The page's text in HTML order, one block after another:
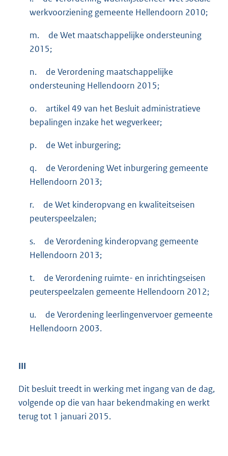
werkvoorziening gemeente Hellendoorn 2010;
m.
de Wet maatschappelijke ondersteuning
2015;
n.
de Verordening maatschappelijke
ondersteuning Hellendoorn 2015;
o.
artikel 49 van het Besluit administratieve
bepalingen inzake het wegverkeer;
p. de Wet inburgering;
q.
de Verordening Wet inburgering gemeente
Hellendoorn 2013;
r.
de Wet kinderopvang en kwaliteitseisen
peuterspeelzalen;
s.
de Verordening kinderopvang gemeente
Hellendoorn 2013;
t.
de Verordening ruimte- en inrichtingseisen
peuterspeelzalen gemeente Hellendoorn 2012;
u.
de Verordening leerlingenvervoer gemeente
Hellendoorn 2003.
III
Dit besluit treedt in werking met ingang van de dag,
volgende op die van haar bekendmaking en werkt
terug tot 1 januari 2015.